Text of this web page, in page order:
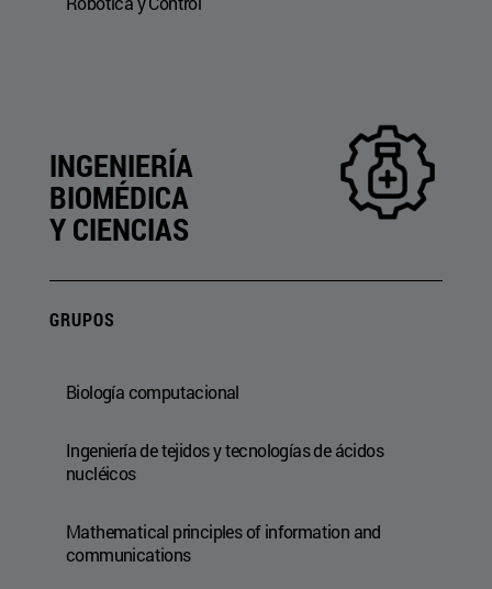
INGENIERÍA
BIOMÉDICA
Y CIENCIAS
GRUPOS
Biología computacional
Ingeniería de tejidos y tecnologías de ácidos
nucléicos
Mathematical principles of information and
communications